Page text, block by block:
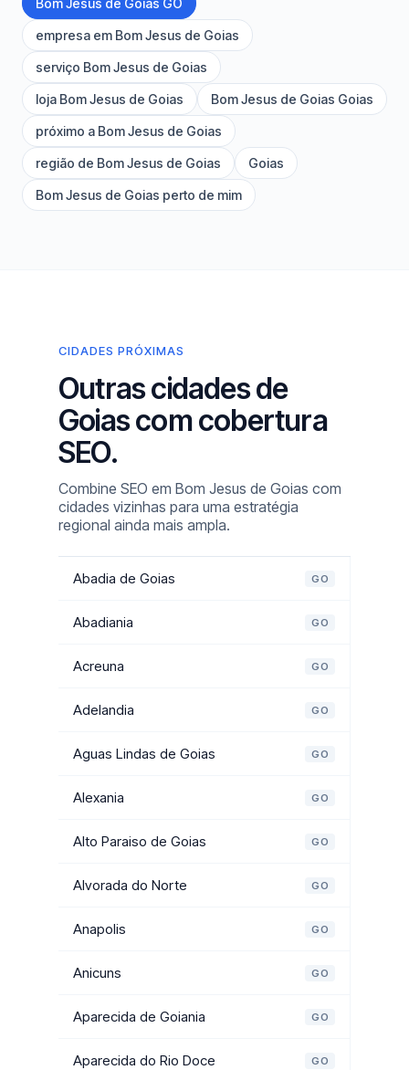
Bom Jesus de Goias GO
empresa em Bom Jesus de Goias
serviço Bom Jesus de Goias
loja Bom Jesus de Goias Bom Jesus de Goias Goias
próximo a Bom Jesus de Goias
região de Bom Jesus de Goias Goias
Bom Jesus de Goias perto de mim
CIDADES PRÓXIMAS
Outras cidades de
Goias com cobertura
SEO.
Combine SEO em Bom Jesus de Goias com
cidades vizinhas para uma estratégia
regional ainda mais ampla.
Abadia de Goias GO
Abadiania GO
Acreuna GO
Adelandia GO
Aguas Lindas de Goias GO
Alexania GO
Alto Paraiso de Goias GO
Alvorada do Norte GO
Anapolis GO
Anicuns GO
Aparecida de Goiania GO
Aparecida do Rio Doce GO